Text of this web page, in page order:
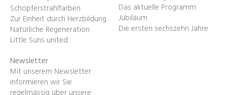
Schöpferstrahlfarben
Zur Einheit durch Herzbildung
Natürliche Regeneration
Little Suns united
Das aktuelle Programm
Jubiläum
Die ersten sechszehn Jahre
Newsletter
Mit unserem Newsletter
informieren wir Sie